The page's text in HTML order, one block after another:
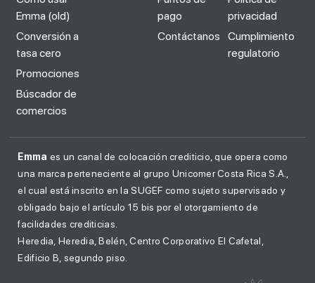
Emma (old)
Conversión a
tasa cero
Promociones
Búscador de
comercios
pago
Contáctanos
privacidad
Cumplimiento
regulatorio
Emma es un canal de colocación crediticio, que opera como
una marca perteneciente al grupo Unicomer Costa Rica S.A.,
el cual está inscrito en la SUGEF como sujeto supervisado y
obligado bajo el artículo 15 bis por el otorgamiento de
facilidades crediticias.
Heredia, Heredia, Belén, Centro Corporativo El Cafetal,
Edificio B, segundo piso.